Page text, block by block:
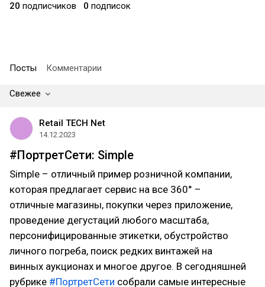
20 подписчиков 0 подписок
Посты Комментарии
Свежее
Retail TECH Net
14.12.2023
#ПортретСети: Simple
Simple – отличный пример розничной компании,
которая предлагает сервис на все 360° –
отличные магазины, покупки через приложение,
проведение дегустаций любого масштаба,
персонифицированные этикетки, обустройство
личного погреба, поиск редких винтажей на
винных аукционах и многое другое. В сегодняшней
рубрике #ПортретСети собрали самые интересные